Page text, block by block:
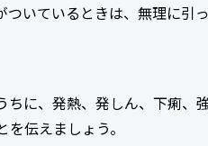
いているときは、無理に引
に、発熱、発しん、下痢
伝えましょう。